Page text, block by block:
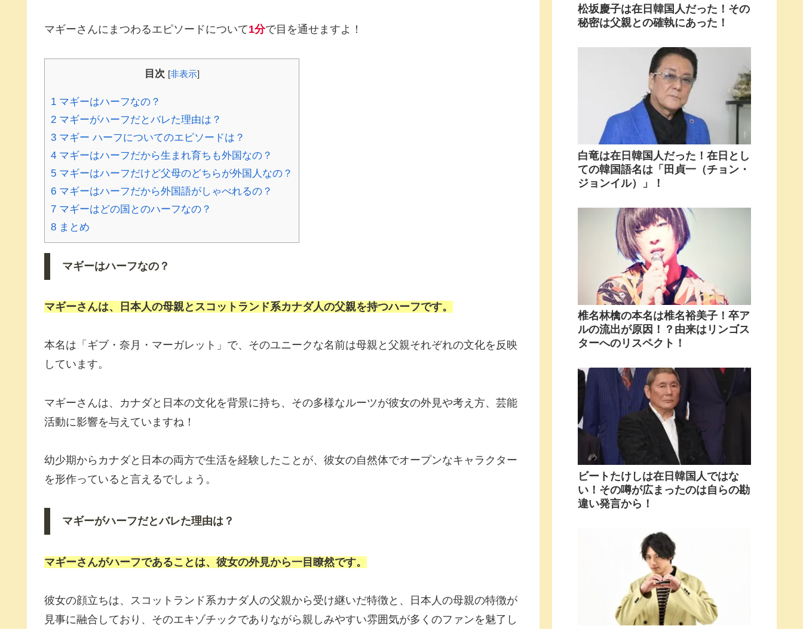
マギーさんにまつわるエピソードについて1分で目を通せますよ！
目次 [非表示]
1 マギーはハーフなの？
2 マギーがハーフだとバレた理由は？
3 マギー ハーフについてのエピソードは？
4 マギーはハーフだから生まれ育ちも外国なの？
5 マギーはハーフだけど父母のどちらが外国人なの？
6 マギーはハーフだから外国語がしゃべれるの？
7 マギーはどの国とのハーフなの？
8 まとめ
マギーはハーフなの？
マギーさんは、日本人の母親とスコットランド系カナダ人の父親を持つハーフです。
本名は「ギブ・奈月・マーガレット」で、そのユニークな名前は母親と父親それぞれの文化を反映
しています。
マギーさんは、カナダと日本の文化を背景に持ち、その多様なルーツが彼女の外見や考え方、芸能
活動に影響を与えていますね！
幼少期からカナダと日本の両方で生活を経験したことが、彼女の自然体でオープンなキャラクター
を形作っていると言えるでしょう。
マギーがハーフだとバレた理由は？
マギーさんがハーフであることは、彼女の外見から一目瞭然です。
彼女の顔立ちは、スコットランド系カナダ人の父親から受け継いだ特徴と、日本人の母親の特徴が
見事に融合しており、そのエキゾチックでありながら親しみやすい雰囲気が多くのファンを魅了し
松坂慶子は在日韓国人だった！その
秘密は父親との確執にあった！
白竜は在日韓国人だった！在日とし
ての韓国語名は「田貞一（チョン・
ジョンイル）」！
椎名林檎の本名は椎名裕美子！卒ア
ルの流出が原因！？由来はリンゴス
ターへのリスペクト！
ビートたけしは在日韓国人ではな
い！その噂が広まったのは自らの勘
違い発言から！